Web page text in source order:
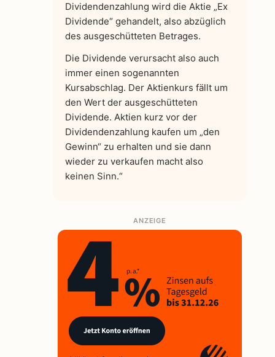
Dividendenzahlung wird die Aktie „Ex
Dividende“ gehandelt, also abzüglich
des ausgeschütteten Betrages.
Die Dividende verursacht also auch
immer einen sogenannten
Kursabschlag. Der Aktienkurs fällt um
den Wert der ausgeschütteten
Dividende. Aktien kurz vor der
Dividendenzahlung kaufen um „den
Gewinn“ zu erhalten und sie dann
wieder zu verkaufen macht also
keinen Sinn.“
ANZEIGE